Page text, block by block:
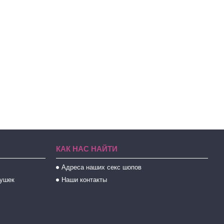
КАК НАС НАЙТИ
Адреса наших секс шопов
Наши контакты